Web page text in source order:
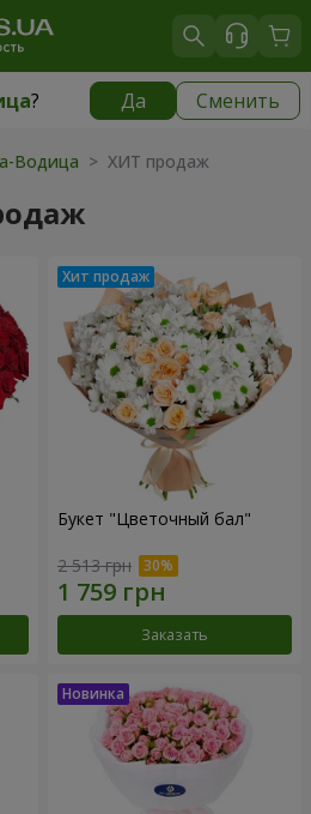
? Да Сменить
| бесплатно
Водица > ХИТ продаж
Букет "Цветочный бал"
2 513 грн
Заказать